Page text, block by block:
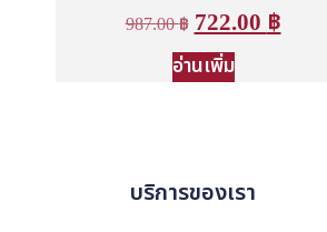
987.00฿ 722.00 ฿
อ่านเพิ่ม
บริการของเรา